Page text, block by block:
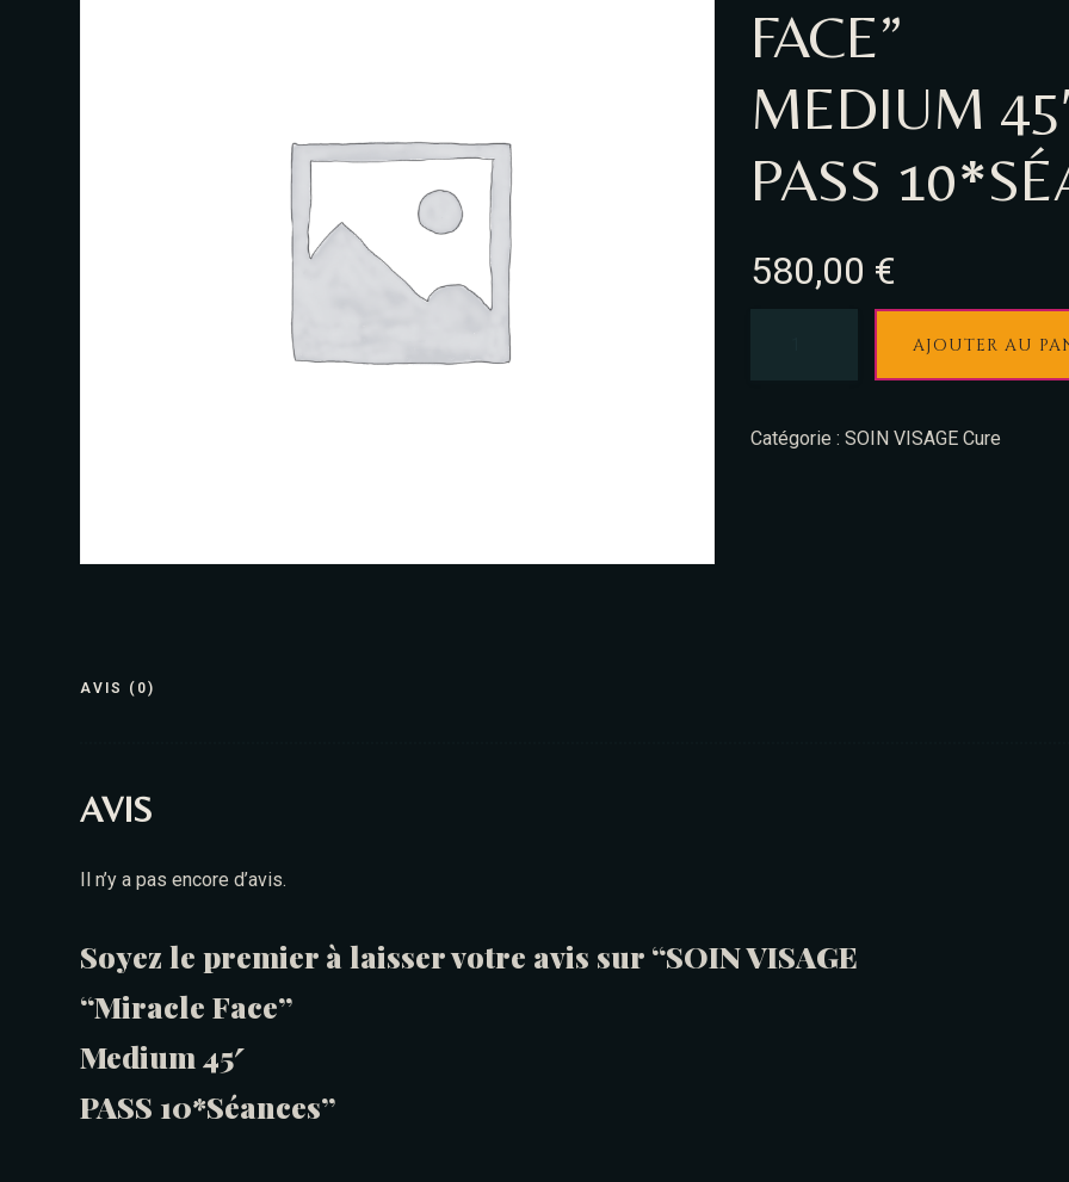
FACE”
MEDIUM
PASS
580,00 €
AJOUTER AU
Catégorie :SOIN VISAGE Cure
AVIS (0)
AVIS
Il n’y a pas encore d’avis.
Soyez le premier à laisser votre avis sur “SOIN VISAGE
“Miracle Face”
Medium 45′
PASS 10*Séances”